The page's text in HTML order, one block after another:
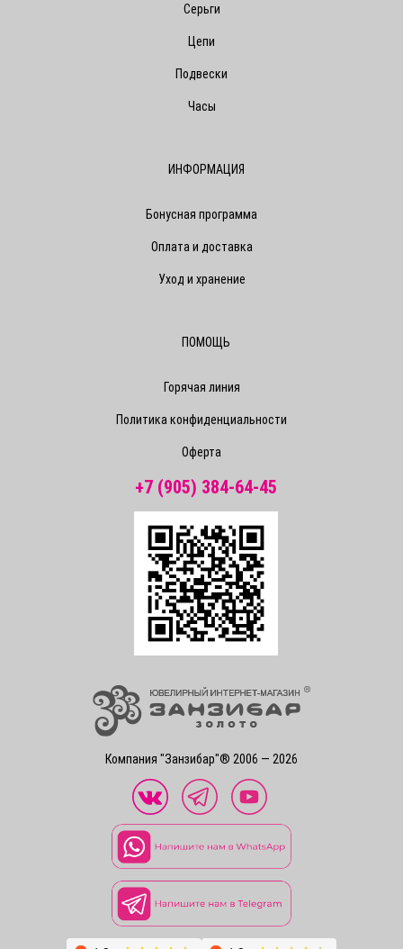
Компания "Занзибар"® 2006 — 2026
Серьги
Цепи
Подвески
Часы
ИНФОРМАЦИЯ
Бонусная программа
Оплата и доставка
Уход и хранение
ПОМОЩЬ
Горячая линия
Политика конфиденциальности
Оферта
+7 (905) 384-64-45